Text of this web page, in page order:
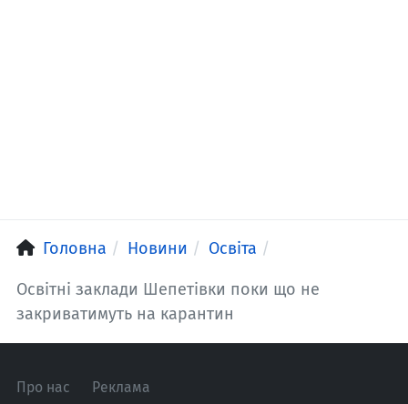
Головна Новини Освіта
Освітні заклади Шепетівки поки що не
закриватимуть на карантин
Про нас Реклама